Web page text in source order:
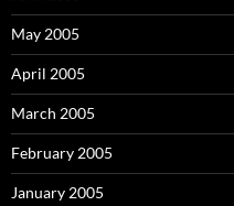
May 2005
April 2005
March 2005
February 2005
January 2005